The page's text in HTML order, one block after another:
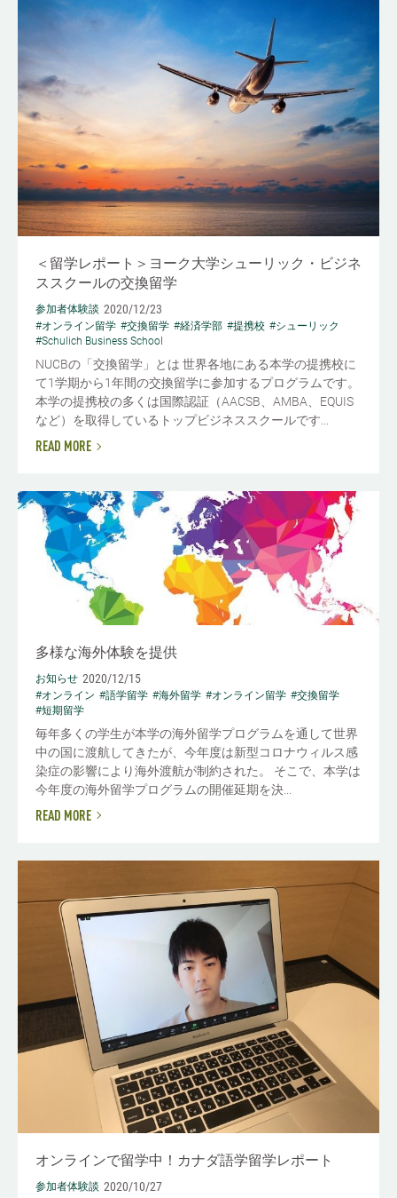
＜留学レポート＞ヨーク大学シューリック・ビジネ
ススクールの交換留学
参加者体験談 2020/12/23
#オンライン留学 #交換留学 #経済学部 #提携校 #シューリック
#Schulich Business School
NUCBの「交換留学」とは 世界各地にある本学の提携校に
て1学期から1年間の交換留学に参加するプログラムです。
本学の提携校の多くは国際認証（AACSB、AMBA、EQUIS
など）を取得しているトップビジネススクールです...
READ MORE
多様な海外体験を提供
お知らせ 2020/12/15
#オンライン #語学留学 #海外留学 #オンライン留学 #交換留学
#短期留学
毎年多くの学生が本学の海外留学プログラムを通して世界
中の国に渡航してきたが、今年度は新型コロナウィルス感
染症の影響により海外渡航が制約された。 そこで、本学は
今年度の海外留学プログラムの開催延期を決...
READ MORE
オンラインで留学中！カナダ語学留学レポート
参加者体験談 2020/10/27